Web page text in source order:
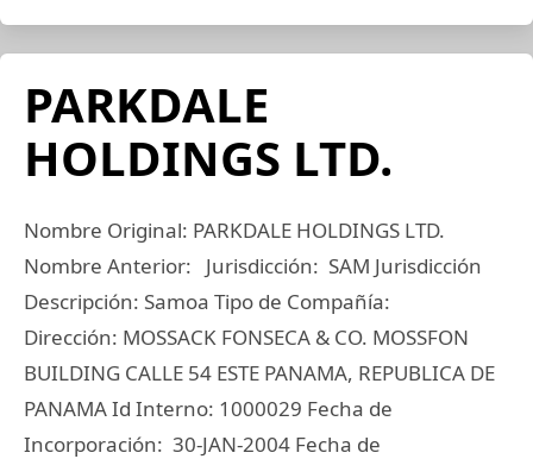
PARKDALE
HOLDINGS LTD.
Nombre Original: PARKDALE HOLDINGS LTD.
Nombre Anterior: Jurisdicción: SAM Jurisdicción
Descripción: Samoa Tipo de Compañía:
Dirección: MOSSACK FONSECA & CO. MOSSFON
BUILDING CALLE 54 ESTE PANAMA, REPUBLICA DE
PANAMA Id Interno: 1000029 Fecha de
Incorporación: 30-JAN-2004 Fecha de